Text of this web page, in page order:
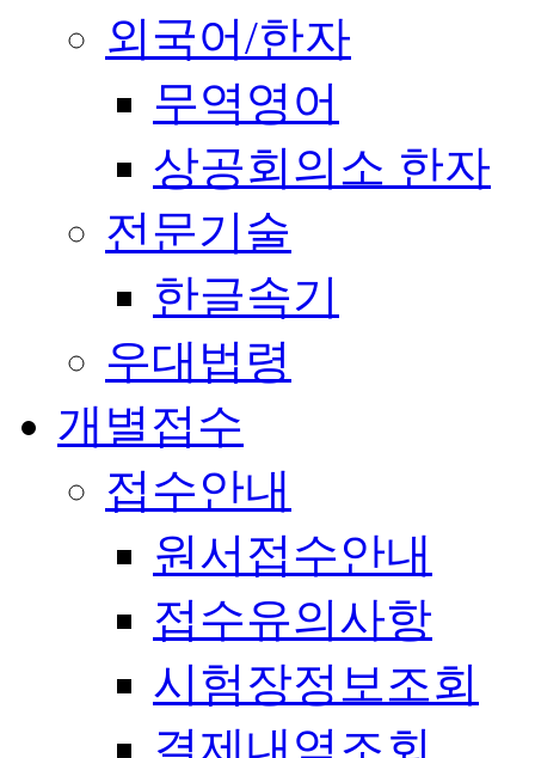
외국어/한자
무역영어
상공회의소 한자
전문기술
한글속기
우대법령
개별접수
접수안내
원서접수안내
접수유의사항
시험장정보조회
결제내역조회